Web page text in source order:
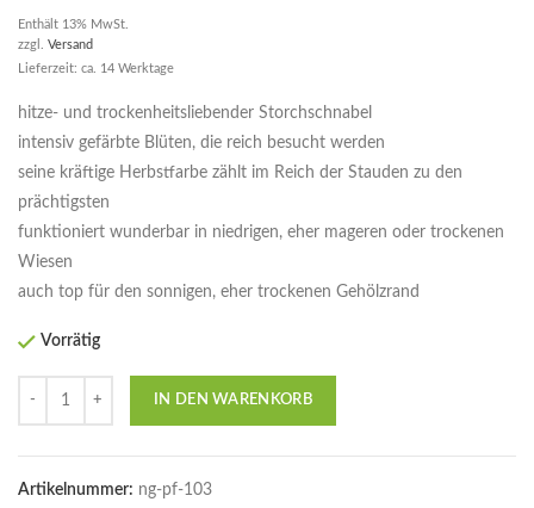
Enthält 13% MwSt.
zzgl. Versand
Lieferzeit: ca. 14 Werktage
hitze- und trockenheitsliebender Storchschnabel
intensiv gefärbte Blüten, die reich besucht werden
seine kräftige Herbstfarbe zählt im Reich der Stauden zu den
prächtigsten
funktioniert wunderbar in niedrigen, eher mageren oder trockenen
Wiesen
auch top für den sonnigen, eher trockenen Gehölzrand
Vorrätig
IN DEN WARENKORB
Artikelnummer: ng-pf-103